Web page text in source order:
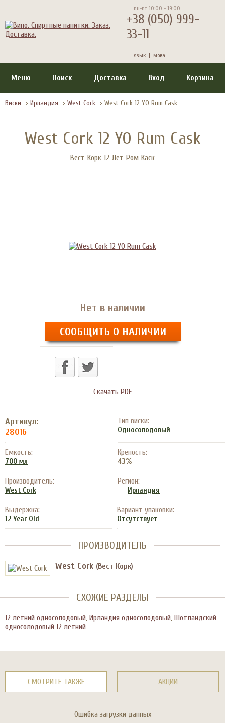
пн-пт 10:00 - 19:00
+38 (050) 999-
33-11
язык | мова
Меню Поиск Доставка Вход Корзина
Виски > Ирландия > West Cork > West Cork 12 YO Rum Cask
West Cork 12 YO Rum Cask
Вест Корк 12 Лет Ром Каск
Нет в наличии
СООБЩИТЬ О НАЛИЧИИ
Скачать PDF
Артикул:
28016
Тип виски:
Односолодовый
Емкость:
700 мл
Крепость:
43%
Производитель:
West Cork
Регион:
Ирландия
Выдержка:
12 Year Old
Вариант упаковки:
Отсутствует
ПРОИЗВОДИТЕЛЬ
West Cork (Вест Корк)
СХОЖИЕ РАЗДЕЛЫ
12 летний односолодовый, Ирландия односолодовый, Шотландский
односолодовый 12 летний
СМОТРИТЕ ТАКЖЕ АКЦИИ
Ошибка загрузки данных